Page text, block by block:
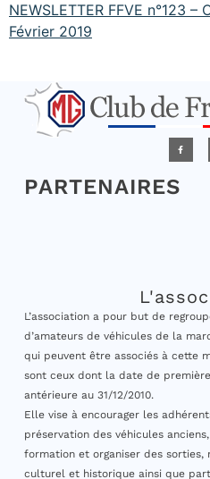
NEWSLETTER FFVE n°123 –
Février 2019
PARTENAIRES
L’association a pour but de
d’amateurs de véhicules de la
qui peuvent être associés à cette
sont ceux dont la date de
antérieure au 31/12/2010.
Elle vise à encourager les
préservation des véhicules
formation et organiser des sorties,
culturel et historique ainsi que